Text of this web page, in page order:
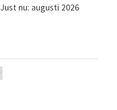
Just nu: augusti 2026